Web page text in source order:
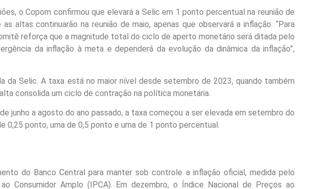
o Copom confirmou que elevará a Selic em 1 ponto percentual na reunião de
altas continuarão na reunião de maio, apenas que observará a inflação. “Para
reforça que a magnitude total do ciclo de aperto monetário será ditada pelo
da inflação à meta e dependerá da evolução da dinâmica da inflação”,
da Selic. A taxa está no maior nível desde setembro de 2023, quando também
consolida um ciclo de contração na política monetária.
junho a agosto do ano passado, a taxa começou a ser elevada em setembro do
0,25 ponto, uma de 0,5 ponto e uma de 1 ponto percentual.
do Banco Central para manter sob controle a inflação oficial, medida pelo
Consumidor Amplo (IPCA). Em dezembro, o Índice Nacional de Preços ao